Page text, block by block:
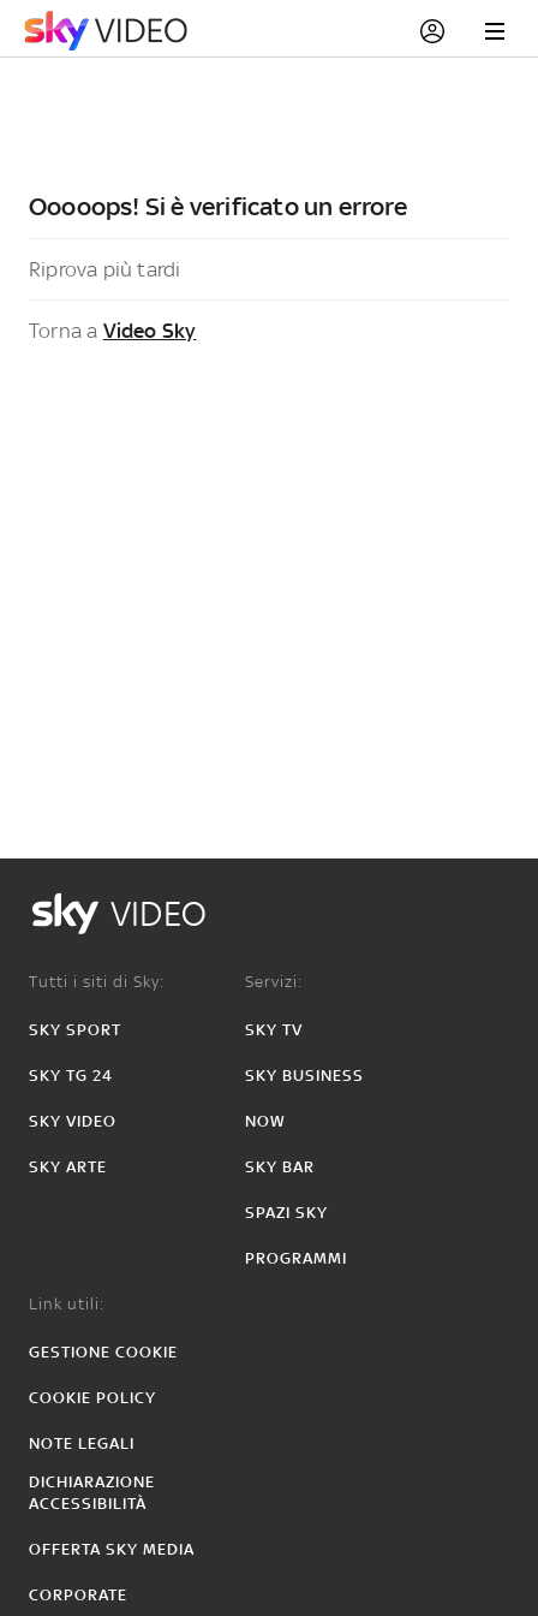
Ooooops! Si è verificato un errore
Riprova più tardi
Torna a Video Sky
VIDEO
Tutti i siti di Sky:
SKY SPORT
SKY TG 24
SKY VIDEO
SKY ARTE
Servizi:
SKY TV
SKY BUSINESS
NOW
SKY BAR
SPAZI SKY
PROGRAMMI
Link utili:
GESTIONE COOKIE
COOKIE POLICY
NOTE LEGALI
DICHIARAZIONE
ACCESSIBILITÀ
OFFERTA SKY MEDIA
CORPORATE